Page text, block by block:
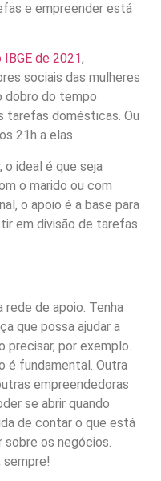
e empreender está
de 2021,
sociais das mulheres
dobro do tempo
tarefas domésticas. Ou
21h a elas.
o ideal é que seja
o marido ou com
o apoio é a base para
em divisão de tarefas
de apoio. Tenha
que possa ajudar a
precisar, por exemplo.
é fundamental. Outra
empreendedoras
se abrir quando
de contar o que está
os negócios.
sempre!